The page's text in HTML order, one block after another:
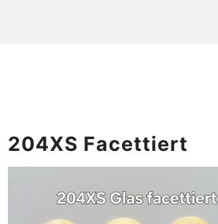
204XS Facettiert